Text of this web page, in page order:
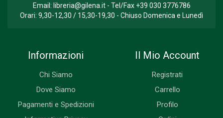
Email: libreria@gilena.it- Tel/Fax +39 030 3776786
Orari: 9,30-12,30 / 15,30-19,30 - Chiuso Domenica e Lunedì
Informazioni
Chi Siamo
Dove Siamo
Pagamenti e Spedizioni
Il Mio Account
Registrati
Carrello
Profilo